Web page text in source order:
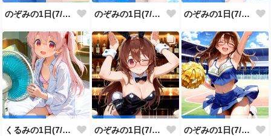
のぞみの1日(7/29投稿分) のぞみの1日(7/28投稿分) のぞみの1日(7/27投稿分)
くるみの1日(7/26投稿分) のぞみの1日(7/25投稿分) のぞみの1日(7/24投稿分)